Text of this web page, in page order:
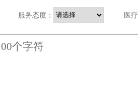
服务态度： 医